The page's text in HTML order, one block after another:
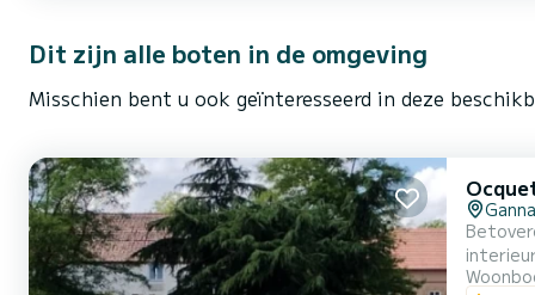
Dit zijn alle boten in de omgeving
Misschien bent u ook geïnteresseerd in deze
Uitrusting aan boord: - Comfortabele hut